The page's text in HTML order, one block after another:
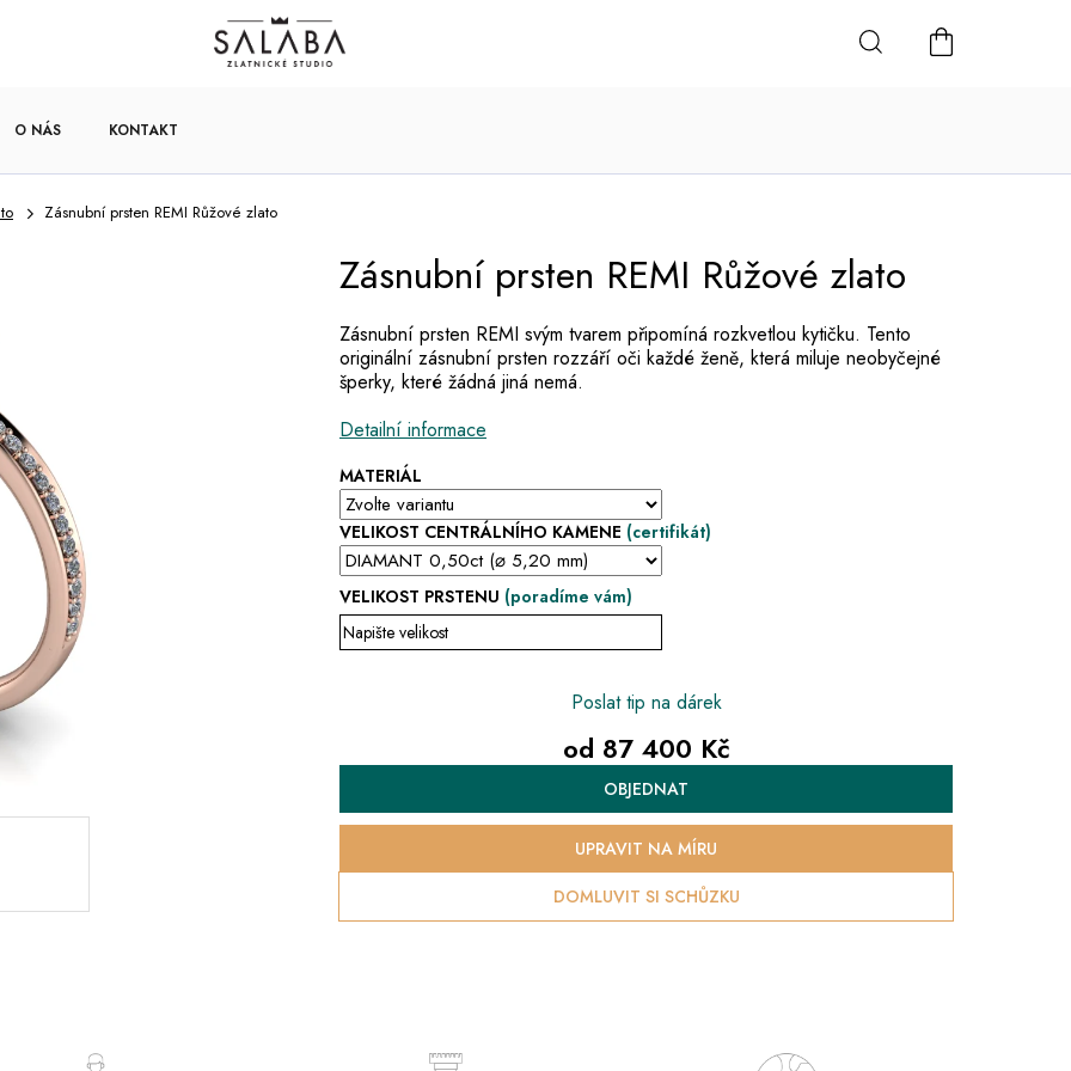
NÁKUPNÍ
O NÁS KONTAKT
Zásnubní prsten REMI Růžové zlato
MATERIÁL
VELIKOST CENTRÁLNÍHO KAMENE (certifikát)
VELIKOST PRSTENU (poradíme vám)
Zásnubní prsten REMI svým tvarem připomíná rozkvetlou kytičku. Tento
originální zásnubní prsten rozzáří oči každé ženě, která miluje neobyčejné
šperky, které žádná jiná nemá.
Detailní informace
Zásnubní prsten REMI Růžové zlato
Poslat tip na dárek
od 87 400 Kč
Měrná
cena:
OBJEDNAT
DOMLUVIT SI SCHŮZKU
UPRAVIT NA MÍRU